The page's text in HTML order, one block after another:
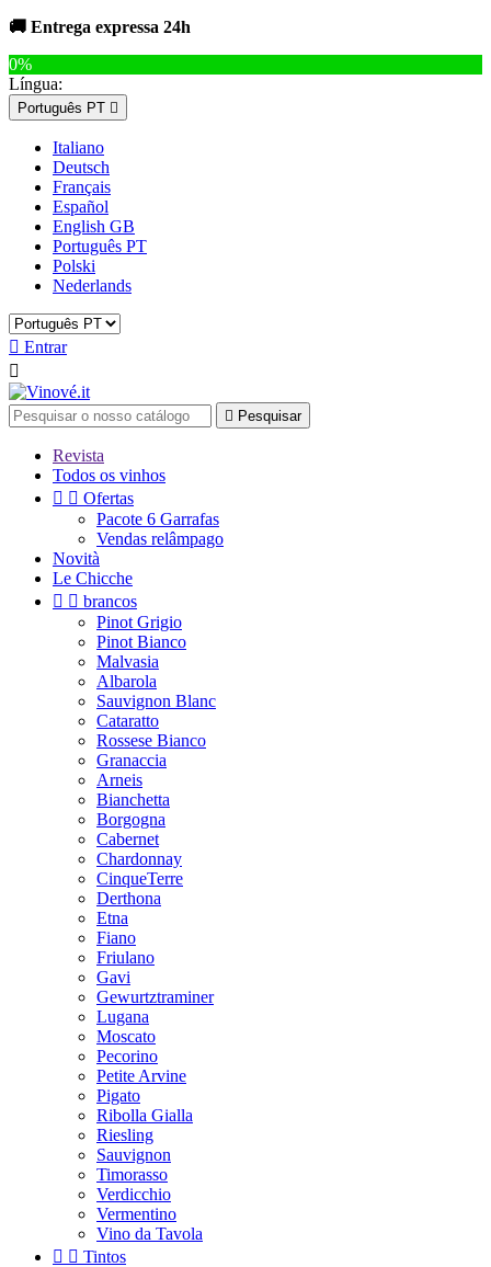
🚚 Entrega expressa 24h
0%
Língua:
Português PT 
Italiano
Deutsch
Français
Español
English GB
Português PT
Polski
Nederlands
 Entrar

 Pesquisar
Revista
Todos os vinhos
  Ofertas
Pacote 6 Garrafas
Vendas relâmpago
Novità
Le Chicche
  brancos
Pinot Grigio
Pinot Bianco
Malvasia
Albarola
Sauvignon Blanc
Cataratto
Rossese Bianco
Granaccia
Arneis
Bianchetta
Borgogna
Cabernet
Chardonnay
CinqueTerre
Derthona
Etna
Fiano
Friulano
Gavi
Gewurtztraminer
Lugana
Moscato
Pecorino
Petite Arvine
Pigato
Ribolla Gialla
Riesling
Sauvignon
Timorasso
Verdicchio
Vermentino
Vino da Tavola
  Tintos